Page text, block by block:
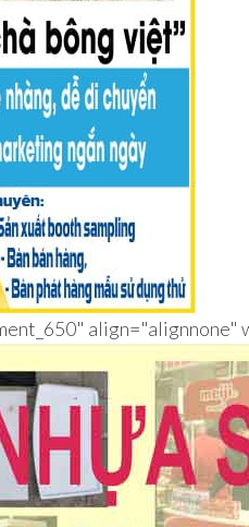
align="alignnone"